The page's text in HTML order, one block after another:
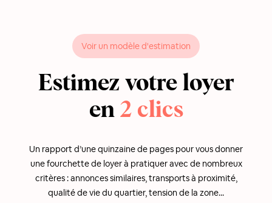
Voir un modèle d'estimation
Estimez votre loyer
en 2 clics
Un rapport d’une quinzaine de pages pour vous donner
une fourchette de loyer à pratiquer avec de nombreux
critères : annonces similaires, transports à proximité,
qualité de vie du quartier, tension de la zone...